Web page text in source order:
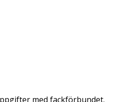
med fackförbundet.